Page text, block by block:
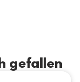
gefallen